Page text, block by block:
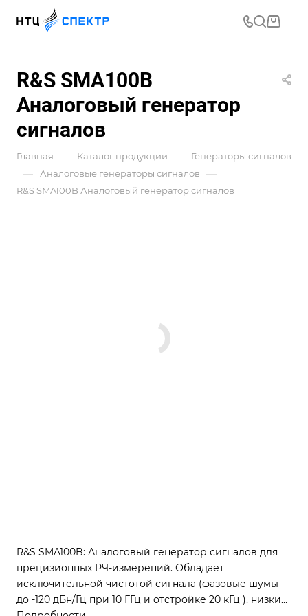
R&S SMA100B
Аналоговый генератор
сигналов
Главная — Каталог продукции — Генераторы сигналов
— Аналоговые генераторы сигналов —
R&S SMA100B Аналоговый генератор сигналов
R&S SMA100B: Аналоговый генератор сигналов для
прецизионных РЧ-измерений. Обладает
исключительной чистотой сигнала (фазовые шумы
до -120 дБн/Гц при 10 ГГц и отстройке 20 кГц ), низким